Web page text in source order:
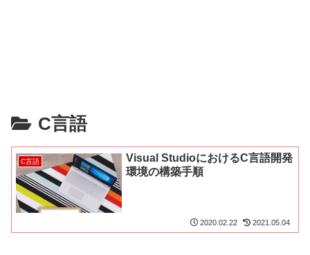
C言語
C言語
Visual StudioにおけるC言語開発
環境の構築手順
2020.02.22 2021.05.04